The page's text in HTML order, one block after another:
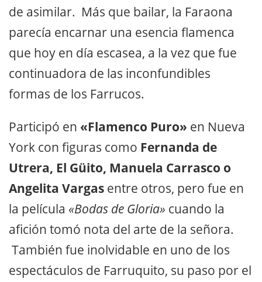
de asimilar. Más que bailar, la Faraona
parecía encarnar una esencia flamenca
que hoy en día escasea, a la vez que fue
continuadora de las inconfundibles
formas de los Farrucos.
Participó en «Flamenco Puro» en Nueva
York con figuras como Fernanda de
Utrera, El Güito, Manuela Carrasco o
Angelita Vargas entre otros, pero fue en
la película «Bodas de Gloria» cuando la
afición tomó nota del arte de la señora.
También fue inolvidable en uno de los
espectáculos de Farruquito, su paso por el